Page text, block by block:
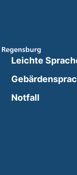
new window)
Leichte
Notfall